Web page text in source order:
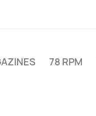
78 RPM